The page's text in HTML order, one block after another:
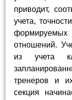
приводит,
учета,
формируемых
отношений.
из учета
тренеров и
секция